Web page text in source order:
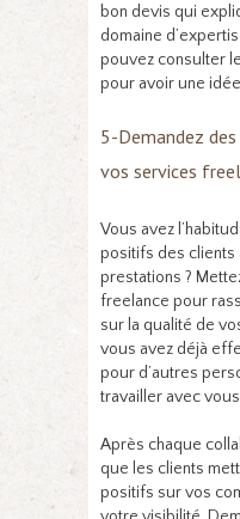
bon devis qui
domaine
pouvez consulter
pour avoir une
5-Demandez
vos services
Vous avez
positifs des
prestations ?
freelance pour
sur la qualité de
vous avez déjà
pour d’autres
travailler avec
Après chaque
que les clients
positifs sur vos